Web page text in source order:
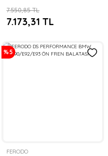
7.173,31 TL
7.550,85 TL
%5
FERODO